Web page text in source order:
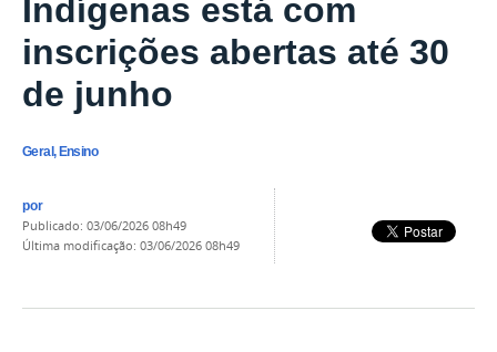
Indígenas está com
inscrições abertas até 30
de junho
Geral, Ensino
por
publicado: 03/06/2026 08h49
última modificação: 03/06/2026 08h49